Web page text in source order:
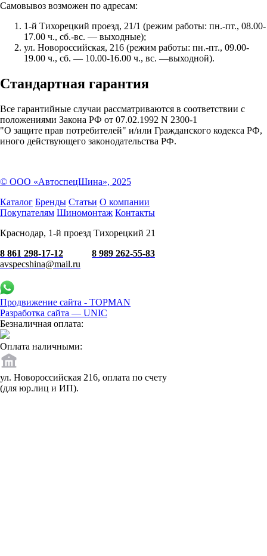
Самовывоз возможен по адресам:
1-й Тихорецкий проезд, 21/1 (режим работы: пн.-пт., 08.00-
17.00 ч., сб.-вс. — выходные);
ул. Новороссийская, 216 (режим работы: пн.-пт., 09.00-
19.00 ч., сб. — 10.00-16.00 ч., вс. —выходной).
Стандартная гарантия
Все гарантийные случаи рассматриваются в соответствии с
положениями Закона РФ от 07.02.1992 N 2300-1
"О защите прав потребителей" и/или Гражданского кодекса РФ,
иного действующего законодательства РФ.
© ООО «АвтоспецШина», 2025
Каталог Бренды Статьи О компании
Покупателям Шиномонтаж Контакты
Краснодар, 1-й проезд Тихорецкий 21
8 861 298-17-12
8 989 262-55-83
avspecshina@mail.ru
Продвижение сайта - TOPMAN
Разработка сайта — UNIC
Безналичная оплата:
Оплата наличными:
ул. Новороссийская 216, оплата по счету
(для юр.лиц и ИП).